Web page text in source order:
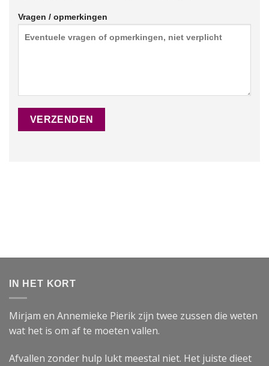
Vragen / opmerkingen
IN HET KORT
Mirjam en Annemieke Pierik zijn twee zussen die weten
wat het is om af te moeten vallen.
Afvallen zonder hulp lukt meestal niet. Het juiste dieet